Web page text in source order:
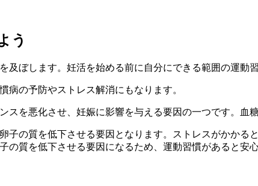
う
及ぼします。妊活を始める前に自分にできる範囲の運動
病の予防やストレス解消にもなります。
スを悪化させ、妊娠に影響を与える要因の一つです。血
子の質を低下させる要因となります。ストレスがかか
の質を低下させる要因になるため、運動習慣があると安心